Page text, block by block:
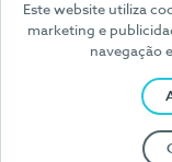
Este website utiliza
marketing e
navegação